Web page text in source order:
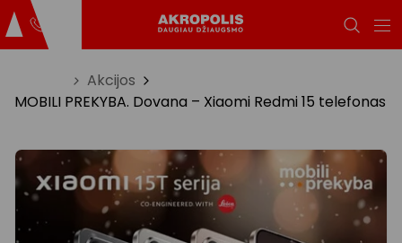
Akcijos
MOBILI PREKYBA. Dovana – Xiaomi Redmi 15 telefonas